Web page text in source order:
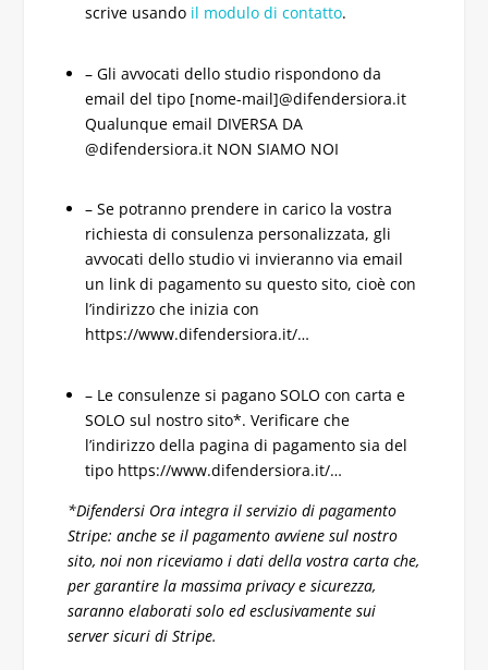
scrive usando il modulo di contatto.
– Gli avvocati dello studio rispondono da
email del tipo [nome-mail]@difendersiora.it
Qualunque email DIVERSA DA
@difendersiora.it NON SIAMO NOI
– Se potranno prendere in carico la vostra
richiesta di consulenza personalizzata, gli
avvocati dello studio vi invieranno via email
un link di pagamento su questo sito, cioè con
l’indirizzo che inizia con
https://www.difendersiora.it/…
– Le consulenze si pagano SOLO con carta e
SOLO sul nostro sito*. Verificare che
l’indirizzo della pagina di pagamento sia del
tipo https://www.difendersiora.it/…
*Difendersi Ora integra il servizio di pagamento
Stripe: anche se il pagamento avviene sul nostro
sito, noi non riceviamo i dati della vostra carta che,
per garantire la massima privacy e sicurezza,
saranno elaborati solo ed esclusivamente sui
server sicuri di Stripe.